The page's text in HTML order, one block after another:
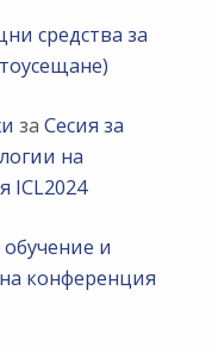
средства за
заСесия за
на
ICL2024
и
конференция